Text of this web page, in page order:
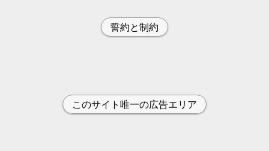
誓約と制約
このサイト唯一の広告エリア